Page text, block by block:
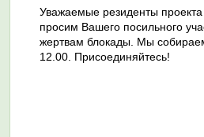
Уважаемые резиденты
просим Вашего посильного
жертвам блокады. Мы
12.00. Присоединяйтесь!